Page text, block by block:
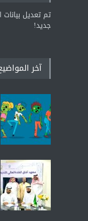
تم تعديل
جديد!
آخر